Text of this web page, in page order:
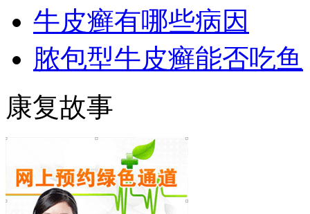
牛皮癣有哪些病因
脓包型牛皮癣能否吃鱼
康复故事